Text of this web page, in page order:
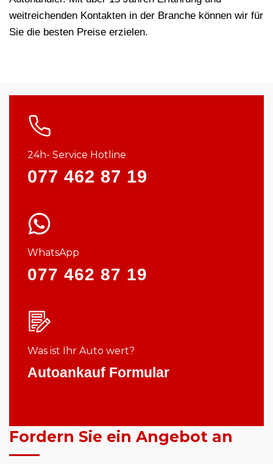
weitreichenden Kontakten in der Branche können wir für
Sie die besten Preise erzielen.
24h- Service Hotline
077 462 87 19
WhatsApp
077 462 87 19
Was ist Ihr Auto wert?
Autoankauf Formular
Fordern Sie ein Angebot an